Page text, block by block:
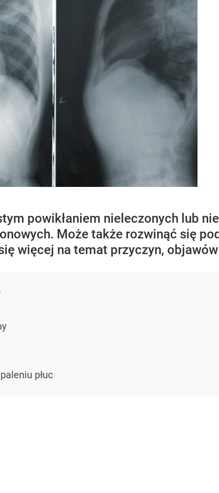
powikłaniem nieleczonych lub
Może także rozwinąć się
więcej na temat przyczyn,
płuc